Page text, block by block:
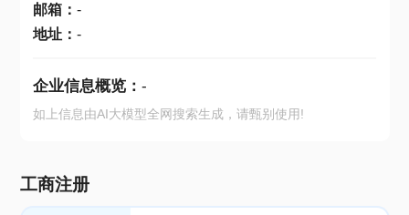
邮箱： -
地址： -
企业信息概览： -
如上信息由AI大模型全网搜索生成，请甄别使用!
工商注册